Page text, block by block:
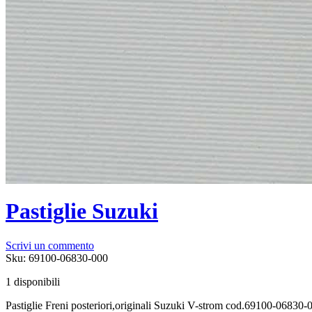
Pastiglie Suzuki
Scrivi un commento
Sku: 69100-06830-000
1 disponibili
Pastiglie Freni posteriori,originali Suzuki V-strom cod.69100-06830-